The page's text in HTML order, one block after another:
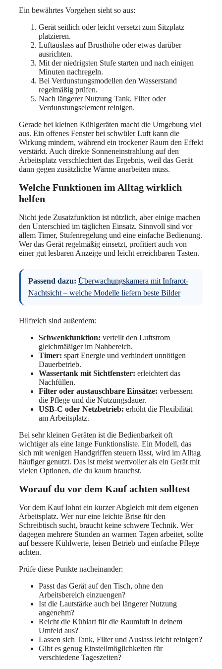
Ein bewährtes Vorgehen sieht so aus:
Gerät seitlich oder leicht versetzt zum Sitzplatz
platzieren.
Luftauslass auf Brusthöhe oder etwas darüber
ausrichten.
Mit der niedrigsten Stufe starten und nach einigen
Minuten nachregeln.
Bei Verdunstungsmodellen den Wasserstand
regelmäßig prüfen.
Nach längerer Nutzung Tank, Filter oder
Verdunstungselement reinigen.
Gerade bei kleinen Kühlgeräten macht die Umgebung viel
aus. Ein offenes Fenster bei schwüler Luft kann die
Wirkung mindern, während ein trockener Raum den Effekt
verstärkt. Auch direkte Sonneneinstrahlung auf den
Arbeitsplatz verschlechtert das Ergebnis, weil das Gerät
dann gegen zusätzliche Wärme anarbeiten muss.
Welche Funktionen im Alltag wirklich
helfen
Nicht jede Zusatzfunktion ist nützlich, aber einige machen
den Unterschied im täglichen Einsatz. Sinnvoll sind vor
allem Timer, Stufenregelung und eine einfache Bedienung.
Wer das Gerät regelmäßig einsetzt, profitiert auch von
einer gut lesbaren Anzeige und leicht erreichbaren Tasten.
Passend dazu: Überwachungskamera mit Infrarot-
Nachtsicht – welche Modelle liefern beste Bilder
Hilfreich sind außerdem:
Schwenkfunktion: verteilt den Luftstrom
gleichmäßiger im Nahbereich.
Timer: spart Energie und verhindert unnötigen
Dauerbetrieb.
Wassertank mit Sichtfenster: erleichtert das
Nachfüllen.
Filter oder austauschbare Einsätze: verbessern
die Pflege und die Nutzungsdauer.
USB-C oder Netzbetrieb: erhöht die Flexibilität
am Arbeitsplatz.
Bei sehr kleinen Geräten ist die Bedienbarkeit oft
wichtiger als eine lange Funktionsliste. Ein Modell, das
sich mit wenigen Handgriffen steuern lässt, wird im Alltag
häufiger genutzt. Das ist meist wertvoller als ein Gerät mit
vielen Optionen, die du kaum brauchst.
Worauf du vor dem Kauf achten solltest
Vor dem Kauf lohnt ein kurzer Abgleich mit dem eigenen
Arbeitsplatz. Wer nur eine leichte Brise für den
Schreibtisch sucht, braucht keine schwere Technik. Wer
dagegen mehrere Stunden an warmen Tagen arbeitet, sollte
auf bessere Kühlwerte, leisen Betrieb und einfache Pflege
achten.
Prüfe diese Punkte nacheinander:
Passt das Gerät auf den Tisch, ohne den
Arbeitsbereich einzuengen?
Ist die Lautstärke auch bei längerer Nutzung
angenehm?
Reicht die Kühlart für die Raumluft in deinem
Umfeld aus?
Lassen sich Tank, Filter und Auslass leicht reinigen?
Gibt es genug Einstellmöglichkeiten für
verschiedene Tageszeiten?